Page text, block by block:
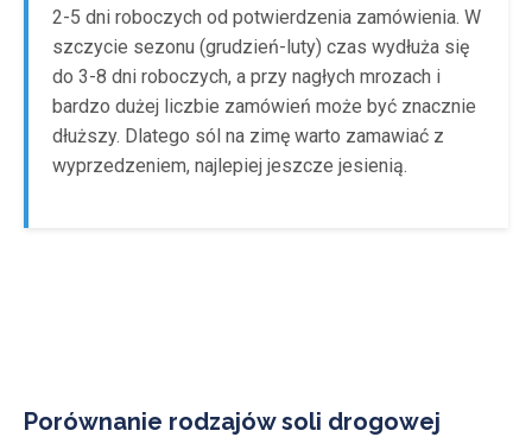
2-5 dni roboczych od potwierdzenia zamówienia. W
szczycie sezonu (grudzień-luty) czas wydłuża się
do 3-8 dni roboczych, a przy nagłych mrozach i
bardzo dużej liczbie zamówień może być znacznie
dłuższy. Dlatego sól na zimę warto zamawiać z
wyprzedzeniem, najlepiej jeszcze jesienią.
Porównanie rodzajów soli drogowej